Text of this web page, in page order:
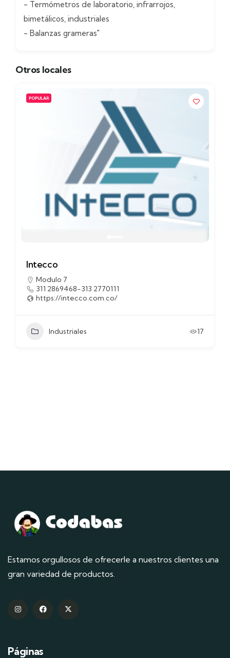
- Termómetros de laboratorio, infrarrojos,
bimetálicos, industriales
- Balanzas grameras"
Otros locales
POPULAR
Intecco
Modulo 7
311 2869468-313 2770111
https://intecco.com.co/
Industriales 17
Estamos orgullosos de ofrecerle a nuestros clientes una
gran variedad de productos.
Páginas